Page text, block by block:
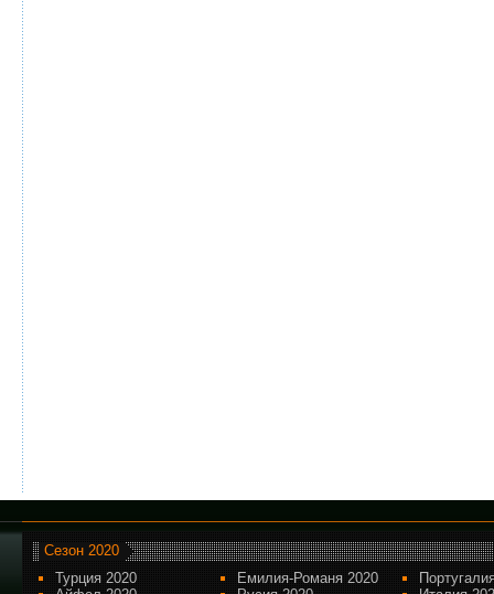
Сезон 2020
Турция 2020
Емилия-Романя 2020